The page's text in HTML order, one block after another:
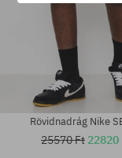
Rövidnadrág Nike
25570 Ft 22820